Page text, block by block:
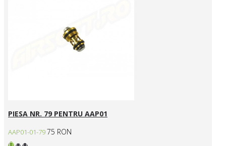
PIESA NR. 79 PENTRU AAP01
AAP01-01-7975 RON